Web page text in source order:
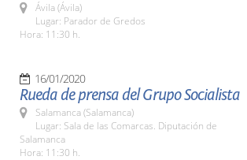
Ávila (Ávila)
Lugar: Parador de Gredos
Hora: 11:30 h.
16/01/2020
Rueda de prensa del Grupo Socialista
Salamanca (Salamanca)
Lugar: Sala de las Comarcas. Diputación de
Salamanca
Hora: 11:30 h.